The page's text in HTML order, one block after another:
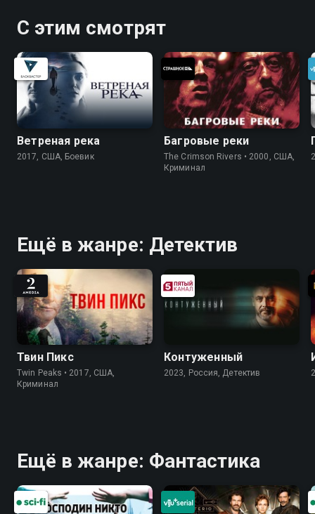
С этим смотрят
Ветреная река
2017, США, Боевик
Багровые реки
The Crimson Rivers • 2000, США,
Криминал
Ещё в жанре: Детектив
Твин Пикс
Twin Peaks • 2017, США,
Криминал
Контуженный
2023, Россия, Детектив
Ещё в жанре: Фантастика